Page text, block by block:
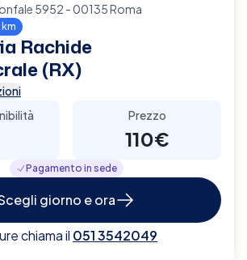
5952 - 00135 Roma
Rachide
(RX)
Prezzo
110€
Pagamento in sede
giorno e ora
chiama il 051 3542049